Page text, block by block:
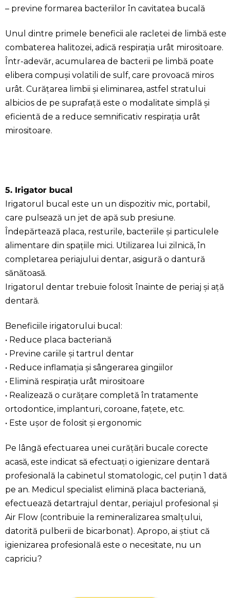
– previne formarea bacteriilor în cavitatea bucală
Unul dintre primele beneficii ale racletei de limbă este
combaterea halitozei, adică respirația urât mirositoare.
Într-adevăr, acumularea de bacterii pe limbă poate
elibera compuși volatili de sulf, care provoacă miros
urât. Curățarea limbii și eliminarea, astfel stratului
albicios de pe suprafață este o modalitate simplă și
eficientă de a reduce semnificativ respirația urât
mirositoare.
5. Irigator bucal
Irigatorul bucal este un un dispozitiv mic, portabil,
care pulsează un jet de apă sub presiune.
Îndepărtează placa, resturile, bacteriile și particulele
alimentare din spațiile mici. Utilizarea lui zilnică, în
completarea periajului dentar, asigură o dantură
sănătoasă.
Irigatorul dentar trebuie folosit înainte de periaj și ață
dentară.
Beneficiile irigatorului bucal:
• Reduce placa bacteriană
• Previne cariile și tartrul dentar
• Reduce inflamația și sângerarea gingiilor
• Elimină respirația urât mirositoare
• Realizează o curățare completă în tratamente
ortodontice, implanturi, coroane, fațete, etc.
• Este ușor de folosit și ergonomic
Pe lângă efectuarea unei curățări bucale corecte
acasă, este indicat să efectuați o igienizare dentară
profesională la cabinetul stomatologic, cel puțin 1 dată
pe an. Medicul specialist elimină placa bacteriană,
efectuează detartrajul dentar, periajul profesional și
Air Flow (contribuie la remineralizarea smalțului,
datorită pulberii de bicarbonat). Apropo, ai știut că
igienizarea profesională este o necesitate, nu un
capriciu?